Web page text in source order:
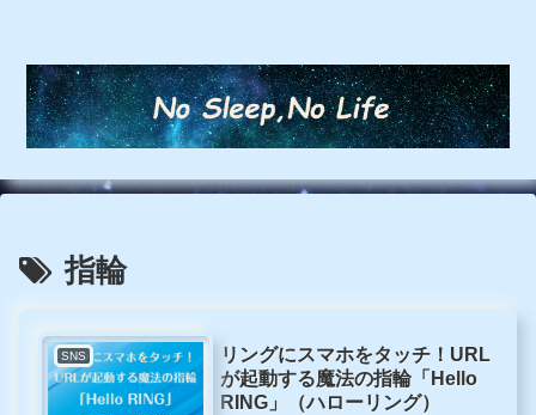
指輪
SNS
リングにスマホをタッチ！URL
が起動する魔法の指輪「Hello
RING」（ハローリング）